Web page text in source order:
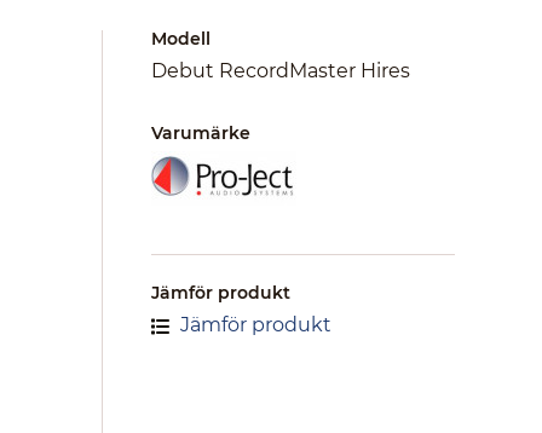
Modell
Debut RecordMaster Hires
Varumärke
Jämför produkt
Jämför produkt